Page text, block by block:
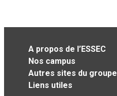
A propos de l’ESSEC
Nos campus
Autres sites du groupe
Liens utiles